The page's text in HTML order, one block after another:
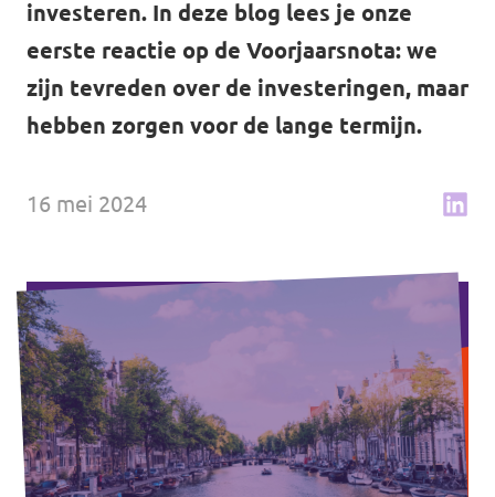
Word lid
Wat we doen
Merch store
Vacatures
Contact
investeren. In deze blog lees je onze
eerste reactie op de Voorjaarsnota: we
zijn tevreden over de investeringen, maar
hebben zorgen voor de lange termijn.
16 mei 2024